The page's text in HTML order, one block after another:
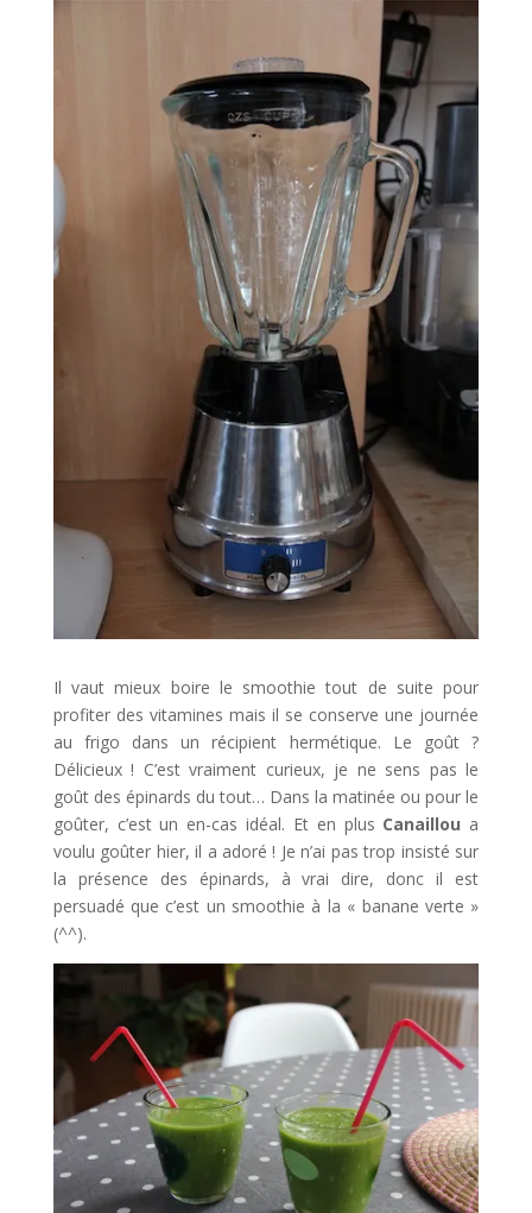
Il vaut mieux boire le smoothie tout de suite pour
profiter des vitamines mais il se conserve une journée
au frigo dans un récipient hermétique. Le goût ?
Délicieux ! C’est vraiment curieux, je ne sens pas le
goût des épinards du tout… Dans la matinée ou pour le
goûter, c’est un en-cas idéal. Et en plus Canaillou a
voulu goûter hier, il a adoré ! Je n’ai pas trop insisté sur
la présence des épinards, à vrai dire, donc il est
persuadé que c’est un smoothie à la « banane verte »
(^^).